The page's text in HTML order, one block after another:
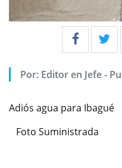
Por: Editor en Jefe-
Adiós agua para Ibagué
Foto Suministrada